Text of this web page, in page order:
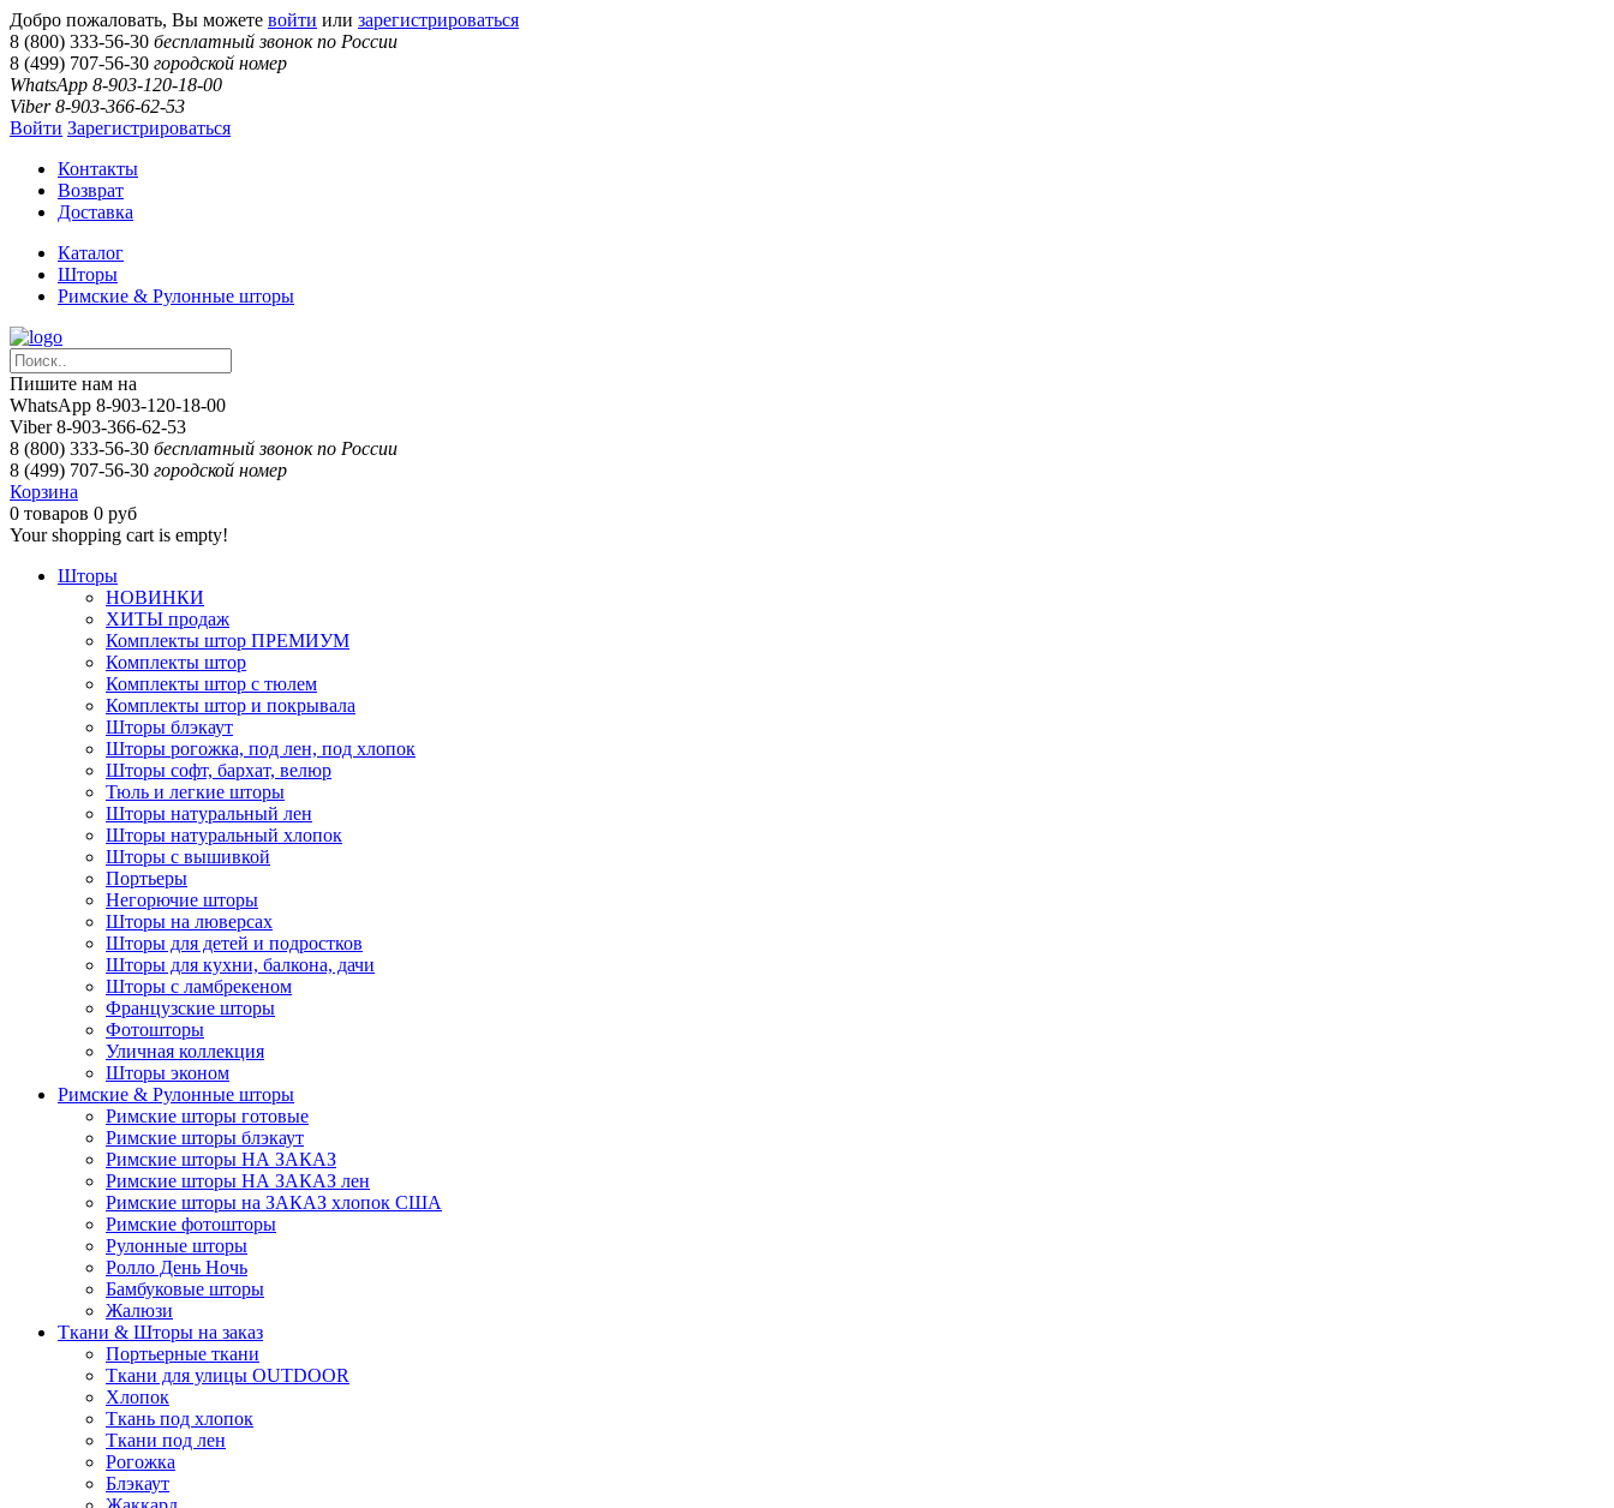
Добро пожаловать, Вы можете войти или зарегистрироваться
8 (800) 333-56-30 бесплатный звонок по России
8 (499) 707-56-30 городской номер
WhatsApp 8-903-120-18-00
Viber 8-903-366-62-53
Войти Зарегистрироваться
Контакты
Возврат
Доставка
Каталог
Шторы
Римские & Рулонные шторы
Пишите нам на
WhatsApp 8-903-120-18-00
Viber 8-903-366-62-53
8 (800) 333-56-30 бесплатный звонок по России
8 (499) 707-56-30 городской номер
Корзина
0 товаров 0 руб
Your shopping cart is empty!
Шторы
НОВИНКИ
ХИТЫ продаж
Комплекты штор ПРЕМИУМ
Комплекты штор
Комплекты штор с тюлем
Комплекты штор и покрывала
Шторы блэкаут
Шторы рогожка, под лен, под хлопок
Шторы софт, бархат, велюр
Тюль и легкие шторы
Шторы натуральный лен
Шторы натуральный хлопок
Шторы с вышивкой
Портьеры
Негорючие шторы
Шторы на люверсах
Шторы для детей и подростков
Шторы для кухни, балкона, дачи
Шторы с ламбрекеном
Французские шторы
Фотошторы
Уличная коллекция
Шторы эконом
Римские & Рулонные шторы
Римские шторы готовые
Римские шторы блэкаут
Римские шторы НА ЗАКАЗ
Римские шторы НА ЗАКАЗ лен
Римские шторы на ЗАКАЗ хлопок США
Римские фотошторы
Рулонные шторы
Ролло День Ночь
Бамбуковые шторы
Жалюзи
Ткани & Шторы на заказ
Портьерные ткани
Ткани для улицы OUTDOOR
Хлопок
Ткань под хлопок
Ткани под лен
Рогожка
Блэкаут